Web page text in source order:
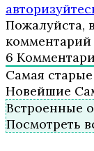
Пожалуйста,
комментарий
6
Самая старые
Новейшие
Встроенные
Посмотреть